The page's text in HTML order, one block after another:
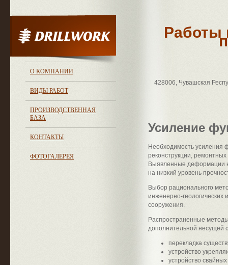
О КОМПАНИИ
ВИДЫ РАБОТ
ПРОИЗВОДСТВЕННАЯ
БАЗА
КОНТАКТЫ
ФОТОГАЛЕРЕЯ
Работы
428006, Чувашская
Усиление
Необходимость усиления
реконструкции,
Выявленные деформации
на низкий уровень
Выбор рационального
инженерно-геологических
сооружения.
Распространенные
дополнительной несущей
перекладка
устройство
устройство